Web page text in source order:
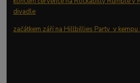
divadle
začátkem září na Hillbillies Party v kempu